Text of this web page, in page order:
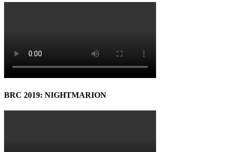
BRC 2019: NIGHTMARION